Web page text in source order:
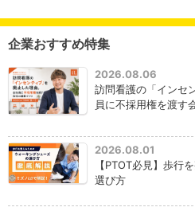
企業おすすめ特集
2026.08.06
訪問看護の「インセ
員に不採用権を渡す
2026.08.01
【PTOT必見】歩行
選び方